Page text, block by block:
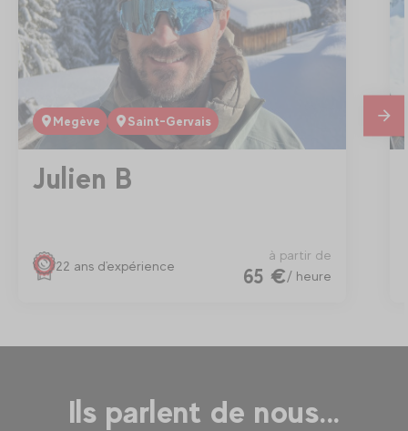
Megève Saint-Gervais
Julien B
22 ans d'expérience
à partir de
65 €/ heure
En
Ils parlent de nous...